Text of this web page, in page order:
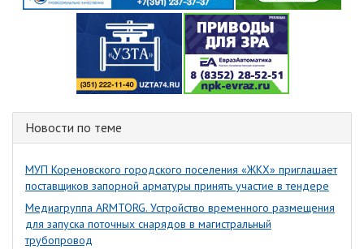
Новости по теме
МУП Кореновского городского поселения «ЖКХ» приглашает
поставщиков запорной арматуры принять участие в тендере
Медиагруппа ARMTORG. Устройство временного размещения
для запуска поточных снарядов в магистральный
трубопровод